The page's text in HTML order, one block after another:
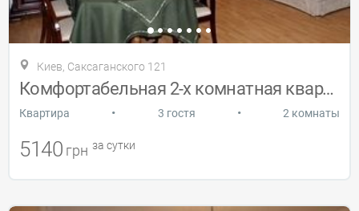
Киев, Саксаганского 121
Комфортабельная 2-х комнатная квартира
Квартира • 3 гостя • 2 комнаты
5140 грн за сутки